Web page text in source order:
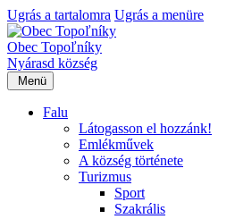
Ugrás a tartalomra Ugrás a menüre
Obec Topoľníky
Nyárasd község
Menü
Falu
Látogasson el hozzánk!
Emlékművek
A község története
Turizmus
Sport
Szakrális